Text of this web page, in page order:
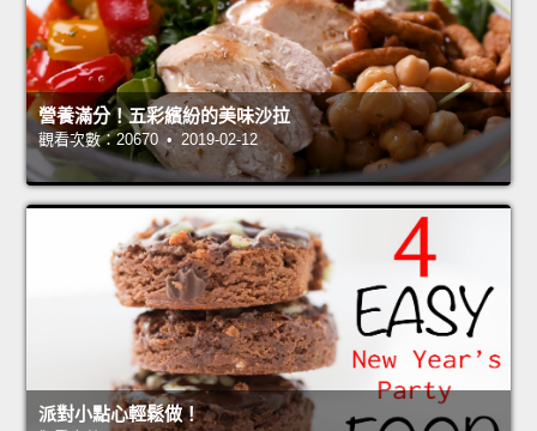
營養滿分！五彩繽紛的美味沙拉
觀看次數：20670 • 2019-02-12
派對小點心輕鬆做！